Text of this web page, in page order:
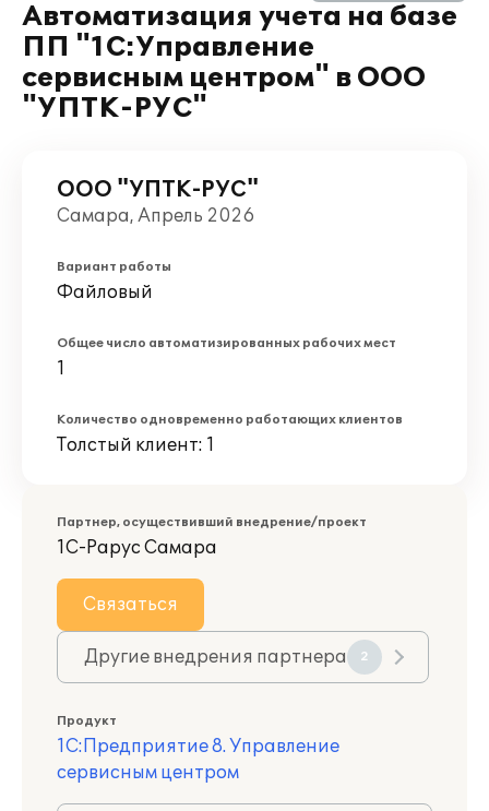
Автоматизация учета на базе
ПП "1С:Управление
сервисным центром" в ООО
"УПТК-РУС"
ООО "УПТК-РУС"
Самара, Апрель 2026
Вариант работы
Файловый
Общее число автоматизированных рабочих мест
1
Количество одновременно работающих клиентов
Толстый клиент: 1
Партнер, осуществивший внедрение/проект
1С-Рарус Самара
Связаться
Другие внедрения партнера 2
Продукт
1С:Предприятие 8. Управление
сервисным центром